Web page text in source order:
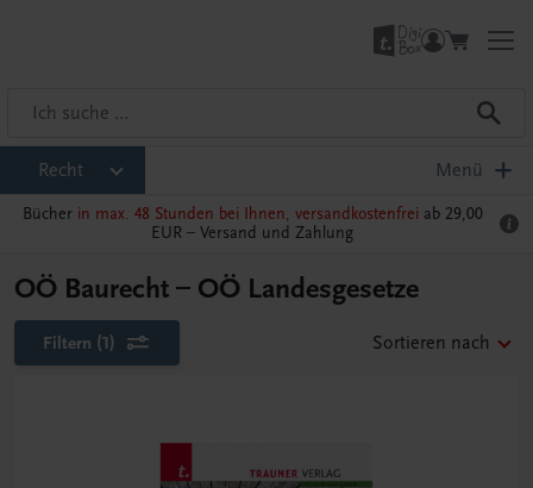
Recht Menü
Bücher in max. 48 Stunden bei Ihnen, versandkostenfrei ab 29,00
EUR – Versand und Zahlung
OÖ Baurecht – OÖ Landesgesetze
Filtern (1) Sortieren nach